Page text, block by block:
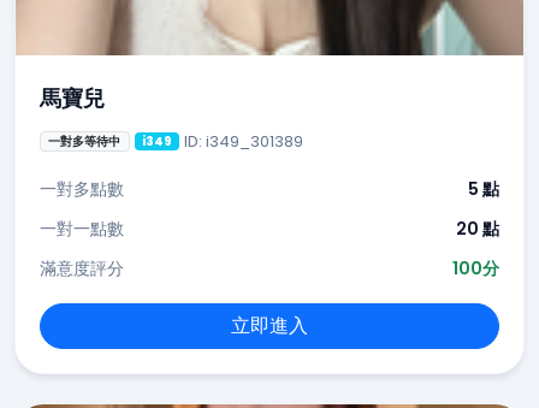
馬寶兒
一對多等待中 i349 ID: i349_301389
一對多點數
5 點
一對一點數
20 點
滿意度評分
100分
立即進入